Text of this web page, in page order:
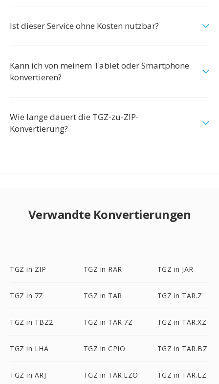
Ist dieser Service ohne Kosten nutzbar?
Kann ich von meinem Tablet oder Smartphone
konvertieren?
Wie lange dauert die TGZ-zu-ZIP-
Konvertierung?
Verwandte Konvertierungen
TGZ in ZIP TGZ in RAR TGZ in JAR
TGZ in 7Z TGZ in TAR TGZ in TAR.Z
TGZ in TBZ2 TGZ in TAR.7Z TGZ in TAR.XZ
TGZ in LHA TGZ in CPIO TGZ in TAR.BZ
TGZ in ARJ TGZ in TAR.LZO TGZ in TAR.LZ